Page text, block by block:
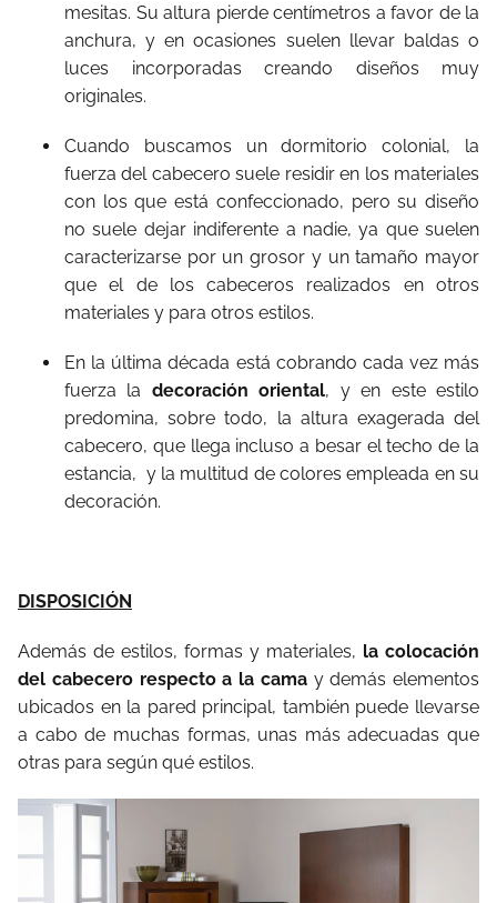
mesitas. Su altura pierde centímetros a favor de la
anchura, y en ocasiones suelen llevar baldas o
luces incorporadas creando diseños muy
originales.
Cuando buscamos un dormitorio colonial, la
fuerza del cabecero suele residir en los materiales
con los que está confeccionado, pero su diseño
no suele dejar indiferente a nadie, ya que suelen
caracterizarse por un grosor y un tamaño mayor
que el de los cabeceros realizados en otros
materiales y para otros estilos.
En la última década está cobrando cada vez más
fuerza la decoración oriental, y en este estilo
predomina, sobre todo, la altura exagerada del
cabecero, que llega incluso a besar el techo de la
estancia, y la multitud de colores empleada en su
decoración.
DISPOSICIÓN
Además de estilos, formas y materiales, la colocación
del cabecero respecto a la camay demás elementos
ubicados en la pared principal, también puede llevarse
a cabo de muchas formas, unas más adecuadas que
otras para según qué estilos.